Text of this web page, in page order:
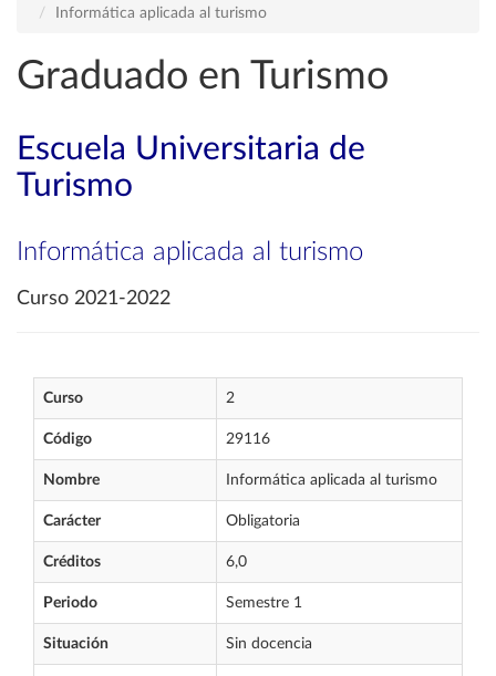
Informática aplicada al turismo
Graduado en Turismo
Escuela Universitaria de
Turismo
Informática aplicada al turismo
Curso 2021-2022
Curso 2
Código 29116
Nombre Informática aplicada al turismo
Carácter Obligatoria
Créditos 6,0
Periodo Semestre 1
Situación Sin docencia